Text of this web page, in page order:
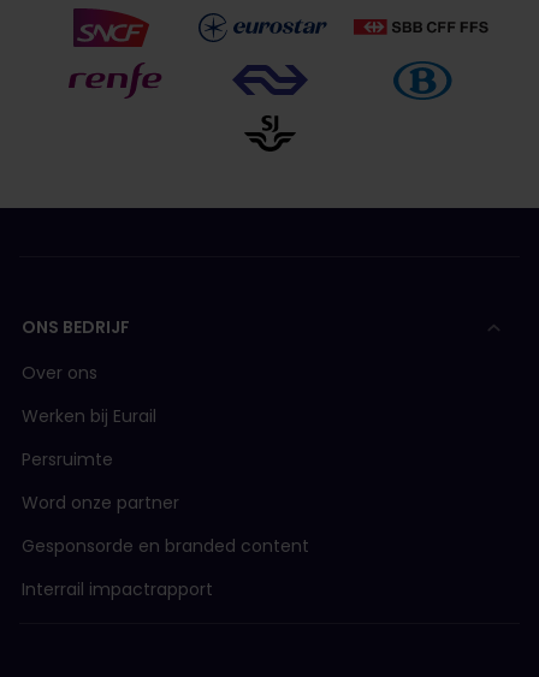
ONS BEDRIJF
Over ons
Werken bij Eurail
Persruimte
Word onze partner
Gesponsorde en branded content
Interrail impactrapport